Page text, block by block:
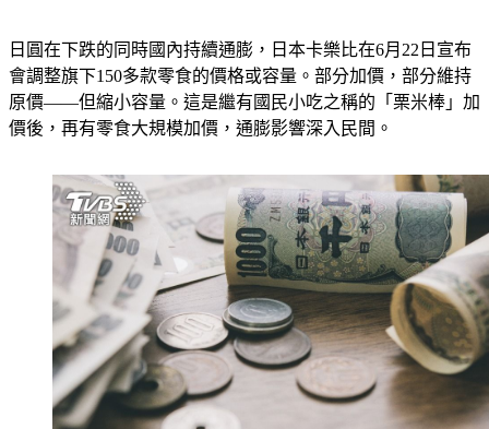
日圓在下跌的同時國內持續通膨，日本卡樂比在6月22日宣布
會調整旗下150多款零食的價格或容量。部分加價，部分維持
原價——但縮小容量。這是繼有國民小吃之稱的「栗米棒」加
價後，再有零食大規模加價，通膨影響深入民間。